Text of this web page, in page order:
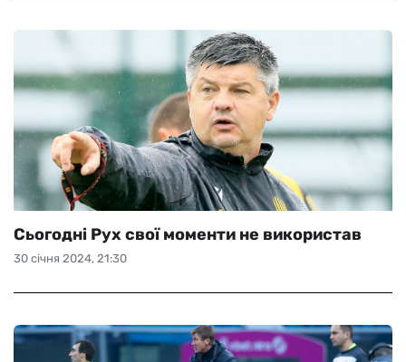
30 січня 2024, 21:30
Сьогодні Рух свої моменти не використав